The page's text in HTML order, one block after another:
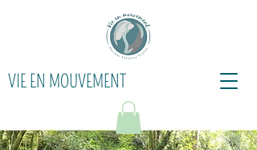
VIE EN MOUVEMENT